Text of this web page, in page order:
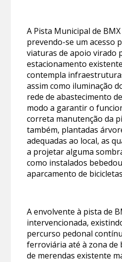
A Pista Municipal de
prevendo-se um acesso
viaturas de apoio virado
estacionamento
contempla
assim como iluminação
rede de abastecimento
modo a garantir o
correta manutenção da
também, plantadas
adequadas ao local, as
a projetar alguma
como instalados
aparcamento de
A envolvente à pista de
intervencionada,
percurso pedonal
ferroviária até à zona de
de merendas existente